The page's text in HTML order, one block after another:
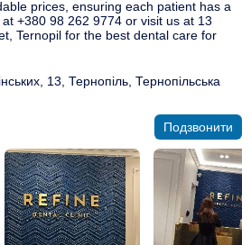
prices, ensuring each patient has a
+380 98 262 9774 or visit us at 13
Ternopil for the best dental care for
13, Тернопіль, Тернопільська
Подзвонити